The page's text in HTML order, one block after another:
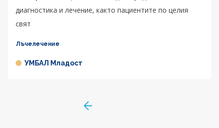
диагностика и лечение, както пациентите по целия
свят
Лъчелечение
УМБАЛ Младост